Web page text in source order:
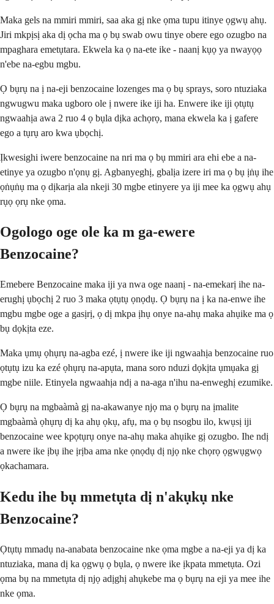
Maka gels na mmiri mmiri, saa aka gị nke ọma tupu itinye ọgwụ ahụ.
Jiri mkpịsị aka dị ọcha ma ọ bụ swab owu tinye obere ego ozugbo na
mpaghara emetụtara. Ekwela ka ọ na-ete ike - naanị kụọ ya nwayọọ
n'ebe na-egbu mgbu.
Ọ bụrụ na ị na-eji benzocaine lozenges ma ọ bụ sprays, soro ntuziaka
ngwugwu maka ugboro ole ị nwere ike iji ha. Enwere ike iji ọtụtụ
ngwaahịa awa 2 ruo 4 ọ bụla dịka achọrọ, mana ekwela ka ị gafere
ego a tụrụ aro kwa ụbọchị.
Ịkwesighi iwere benzocaine na nri ma ọ bụ mmiri ara ehi ebe a na-
etinye ya ozugbo n'ọnụ gị. Agbanyeghị, gbalịa izere iri ma ọ bụ ịṅụ ihe
ọṅụṅụ ma ọ dịkarịa ala nkeji 30 mgbe etinyere ya iji mee ka ọgwụ ahụ
rụọ ọrụ nke ọma.
Ogologo oge ole ka m ga-ewere
Benzocaine?
Emebere Benzocaine maka iji ya nwa oge naanị - na-emekarị ihe na-
erughị ụbọchị 2 ruo 3 maka ọtụtụ ọnọdụ. Ọ bụrụ na ị ka na-enwe ihe
mgbu mgbe oge a gasịrị, ọ dị mkpa ịhụ onye na-ahụ maka ahụike ma ọ
bụ dọkịta eze.
Maka ụmụ ọhụrụ na-agba ezé, ị nwere ike iji ngwaahịa benzocaine ruo
ọtụtụ izu ka ezé ọhụrụ na-apụta, mana soro nduzi dọkịta ụmụaka gị
mgbe niile. Etinyela ngwaahịa ndị a na-aga n'ihu na-enweghị ezumike.
Ọ bụrụ na mgbaàmà gị na-akawanye njọ ma ọ bụrụ na ịmalite
mgbaàmà ọhụrụ dị ka ahụ ọkụ, afụ, ma ọ bụ nsogbu ilo, kwụsị iji
benzocaine wee kpọtụrụ onye na-ahụ maka ahụike gị ozugbo. Ihe ndị
a nwere ike ịbụ ihe ịrịba ama nke ọnọdụ dị njọ nke chọrọ ọgwụgwọ
ọkachamara.
Kedu ihe bụ mmetụta dị n'akụkụ nke
Benzocaine?
Ọtụtụ mmadụ na-anabata benzocaine nke ọma mgbe a na-eji ya dị ka
ntuziaka, mana dị ka ọgwụ ọ bụla, ọ nwere ike ịkpata mmetụta. Ozi
ọma bụ na mmetụta dị njọ adịghị ahụkebe ma ọ bụrụ na eji ya mee ihe
nke ọma.